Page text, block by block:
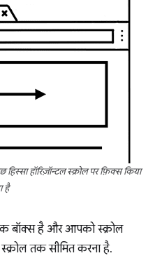
हॉरिज़ॉन्टल स्क्रोल पर फ़िक्स किया
है
बॉक्स है और आपको स्क्रोल
तक सीमित करना है.